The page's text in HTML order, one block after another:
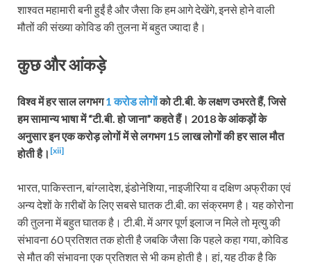
शाश्वत महामारी बनी हुईं है और जैसा कि हम आगे देखेंगे, इनसे होने वाली
मौतों की संख्या कोविड की तुलना में बहुत ज्यादा है।
कुछ और आंकड़े
विश्व में हर साल लगभग1 करोड लोगोंको टी.बी. के लक्षण उभरते हैं, जिसे
हम सामान्य भाषा में “टी.बी. हो जाना” कहते हैं। 2018 के आंकड़ों के
अनुसार इन एक करोड़ लोगों में से लगभग 15 लाख लोगों की हर साल मौत
होती है। [xii]
भारत, पाकिस्तान, बांग्लादेश, इंडोनेशिया, नाइजीरिया व दक्षिण अफ्रीका एवं
अन्य देशों के ग़रीबों के लिए सबसे घातक टी.बी. का संक्रमण है। यह कोरोना
की तुलना में बहुत घातक है। टी.बी. में अगर पूर्ण इलाज न मिले तो मृत्यु की
संभावना 60 प्रतिशत तक होती है जबकि जैसा कि पहले कहा गया, कोविड
से मौत की संभावना एक प्रतिशत से भी कम होती है। हां, यह ठीक है कि